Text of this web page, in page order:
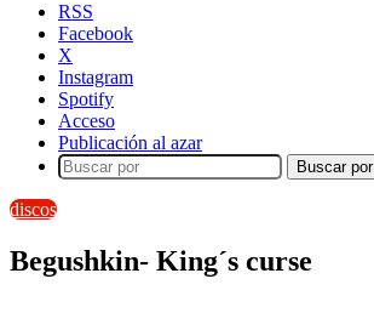
RSS
Facebook
X
Instagram
Spotify
Acceso
Publicación al azar
Buscar por
discos
Begushkin- King´s curse